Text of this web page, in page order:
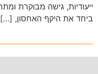
ביחד את היקף האחסון, […]